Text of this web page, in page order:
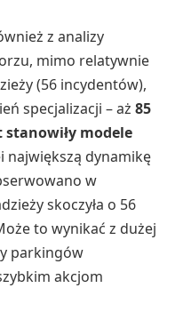
z analizy
mimo relatywnie
(56 incydentów),
specjalizacji – aż 85
modele
największą dynamikę
w
skoczyła o 56
to wynikać z dużej
parkingów
akcjom